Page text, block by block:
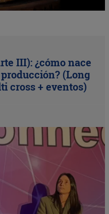
III): ¿cómo nace
(Long
cross + eventos)